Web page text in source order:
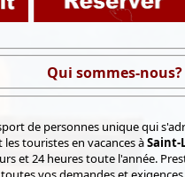
Qui sommes-nous?
de personnes unique qui
touristes en vacances àSaint-
et 24 heures toute l'année.